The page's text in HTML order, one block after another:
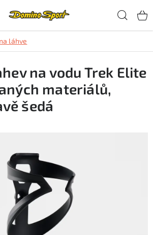
láhve
na vodu Trek Elite
materiálů,
šedá